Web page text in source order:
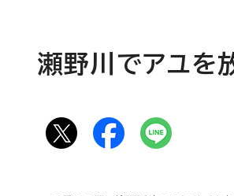
瀬野川でアユを